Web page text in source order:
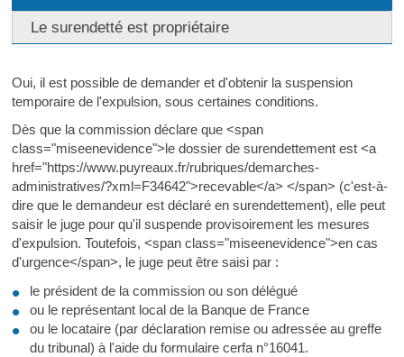
Le surendetté est propriétaire
Oui, il est possible de demander et d'obtenir la suspension
temporaire de l'expulsion, sous certaines conditions.
Dès que la commission déclare que <span
class="miseenevidence">le dossier de surendettement est <a
href="https://www.puyreaux.fr/rubriques/demarches-
administratives/?xml=F34642">recevable</a> </span> (c'est-à-
dire que le demandeur est déclaré en surendettement), elle peut
saisir le juge pour qu'il suspende provisoirement les mesures
d'expulsion. Toutefois, <span class="miseenevidence">en cas
d'urgence</span>, le juge peut être saisi par :
le président de la commission ou son délégué
ou le représentant local de la Banque de France
ou le locataire (par déclaration remise ou adressée au greffe
du tribunal) à l'aide du formulaire cerfa n°16041.